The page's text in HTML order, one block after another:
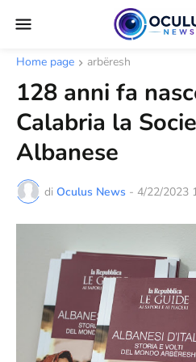
Home page arbëresh
128 anni fa
Calabria la
Albanese
di Oculus News - 4/22/2023